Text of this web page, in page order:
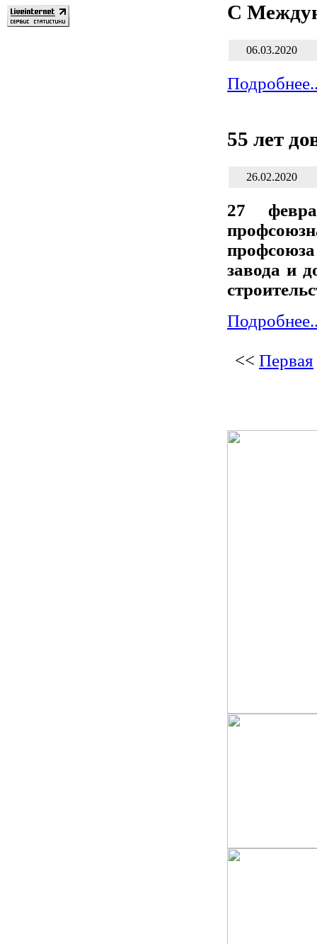
С
06.03.2020
55 лет
26.02.2020
27
завода и
<< Первая